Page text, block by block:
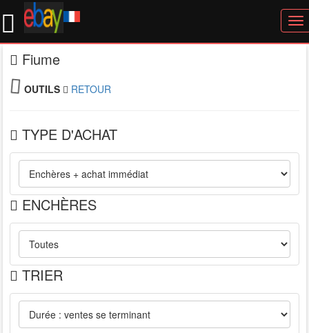
Fiume
OUTILS RETOUR
TYPE D'ACHAT
ENCHÈRES
TRIER